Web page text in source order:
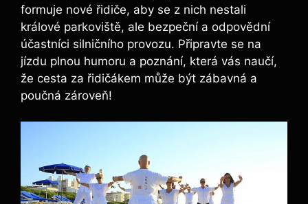
formuje nové řidiče, aby se z nich nestali
králové parkoviště, ale bezpeční a odpovědní
účastníci silničního provozu. Připravte se na
jízdu plnou humoru a poznání, která vás naučí,
že cesta za řidičákem může být zábavná a
poučná zároveň!